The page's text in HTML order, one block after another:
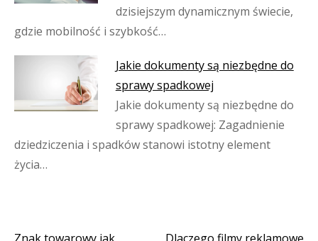
dzisiejszym dynamicznym świecie,
gdzie mobilność i szybkość…
Jakie dokumenty są niezbędne do
sprawy spadkowej
Jakie dokumenty są niezbędne do
sprawy spadkowej: Zagadnienie
dziedziczenia i spadków stanowi istotny element
życia…